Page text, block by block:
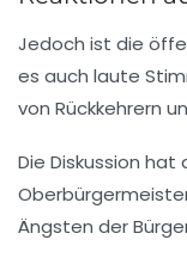
Jedoch ist die
es auch laute
von Rückkehrern
Die Diskussion
Ängsten der